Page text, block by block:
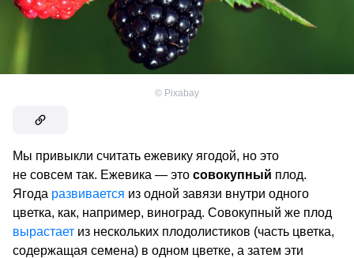
© Pixabay
Мы привыкли считать ежевику ягодой, но это
не совсем так. Ежевика — это совокупный плод.
Ягода развивается из одной завязи внутри одного
цветка, как, например, виноград. Совокупный же плод
вырастает из нескольких плодолистиков (часть цветка,
содержащая семена) в одном цветке, а затем эти